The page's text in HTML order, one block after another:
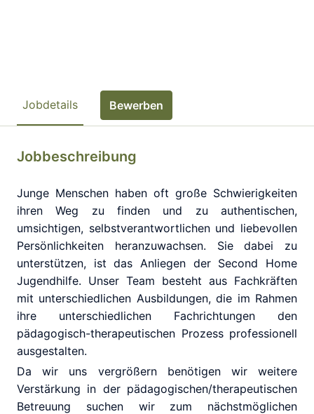
Jobdetails Bewerben
Jobbeschreibung
Junge Menschen haben oft große Schwierigkeiten
ihren Weg zu finden und zu authentischen,
umsichtigen, selbstverantwortlichen und liebevollen
Persönlichkeiten heranzuwachsen. Sie dabei zu
unterstützen, ist das Anliegen der Second Home
Jugendhilfe. Unser Team besteht aus Fachkräften
mit unterschiedlichen Ausbildungen, die im Rahmen
ihre unterschiedlichen Fachrichtungen den
pädagogisch-therapeutischen Prozess professionell
ausgestalten.
Da wir uns vergrößern benötigen wir weitere
Verstärkung in der pädagogischen/therapeutischen
Betreuung suchen wir zum nächstmöglichen